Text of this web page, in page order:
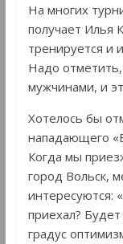
На многих
получает Илья
тренируется и
Надо
мужчинами, и
Хотелось бы
нападающего
Когда мы
город Вольск,
интересуются:
приехал? Будет
градус